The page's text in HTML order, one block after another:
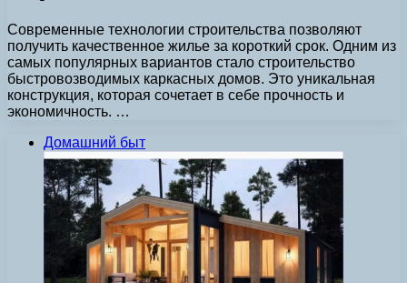
Современные технологии строительства позволяют
получить качественное жилье за короткий срок. Одним из
самых популярных вариантов стало строительство
быстровозводимых каркасных домов. Это уникальная
конструкция, которая сочетает в себе прочность и
экономичность. …
Домашний быт